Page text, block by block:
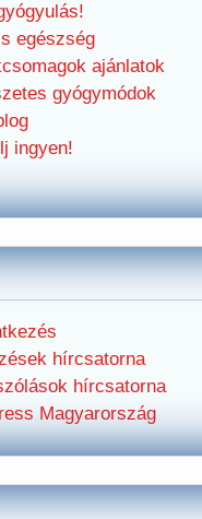
egészség
ajánlatok
gyógymódok
ingyen!
hírcsatorna
hírcsatorna
Magyarország